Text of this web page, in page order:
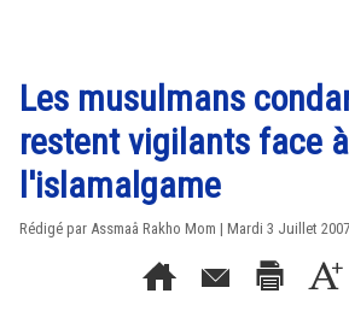
Les musulmans
restent vigilants face à
l'islamalgame
Rédigé par Assmaâ Rakho Mom | Mardi 3 Juillet 2007